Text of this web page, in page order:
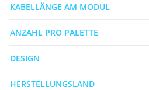
KABELLÄNGE AM MODUL
ANZAHL PRO PALETTE
DESIGN
HERSTELLUNGSLAND